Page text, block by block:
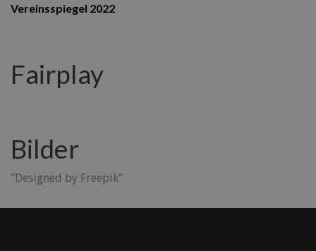
Vereinsspiegel 2022
Fairplay
Bilder
"Designed by Freepik"